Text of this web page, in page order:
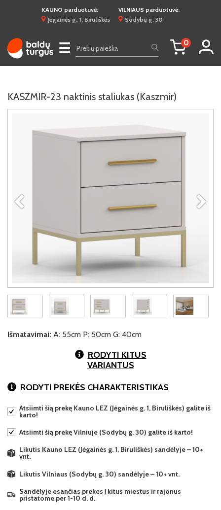
KAUNO parduotuvė:
Jėgainės g. 1, Biruliškės
VILNIAUS parduotuvė:
Sodybų g. 30
☰ 0
KASZMIR-23 naktinis staliukas (Kaszmir)
Išmatavimai: A: 55cm P: 50cm G: 40cm
RODYTI KITUS
VARIANTUS
RODYTI PREKĖS CHARAKTERISTIKAS
Atsiimti šią prekę Kauno LEZ (Jėgainės g. 1, Biruliškės) galite iš
karto!
Atsiimti šią prekę Vilniuje (Sodybų g. 30) galite iš karto!
Likutis Kauno LEZ (Jėgainės g. 1, Biruliškės) sandėlyje – 10+
vnt.
Likutis Vilniaus (Sodybų g. 30) sandėlyje – 10+ vnt.
Sandėlyje esančias prekes į kitus miestus ir rajonus
pristatome per 1-10 d. d.